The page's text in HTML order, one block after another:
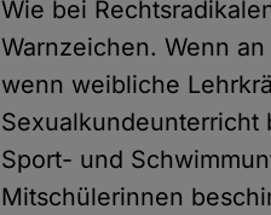
Wie bei
Warnzeichen. Wenn
wenn weibliche
Sexualkundeunterricht
Sport- und
Mitschülerinnen